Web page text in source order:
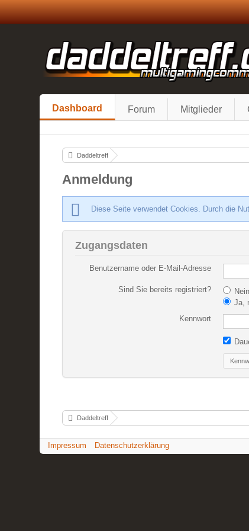
Dashboard Forum Mitglieder
Daddeltreff
Anmeldung
Diese Seite verwendet Cookies. Durch die
Zugangsdaten
Benutzername oder E-Mail-Adresse
Sind Sie bereits registriert?
Ja,
Kennwort
Daddeltreff
Impressum Datenschutzerklärung